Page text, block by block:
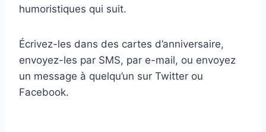
humoristiques qui suit.
Écrivez-les dans des cartes d’anniversaire,
envoyez-les par SMS, par e-mail, ou envoyez
un message à quelqu’un sur Twitter ou
Facebook.